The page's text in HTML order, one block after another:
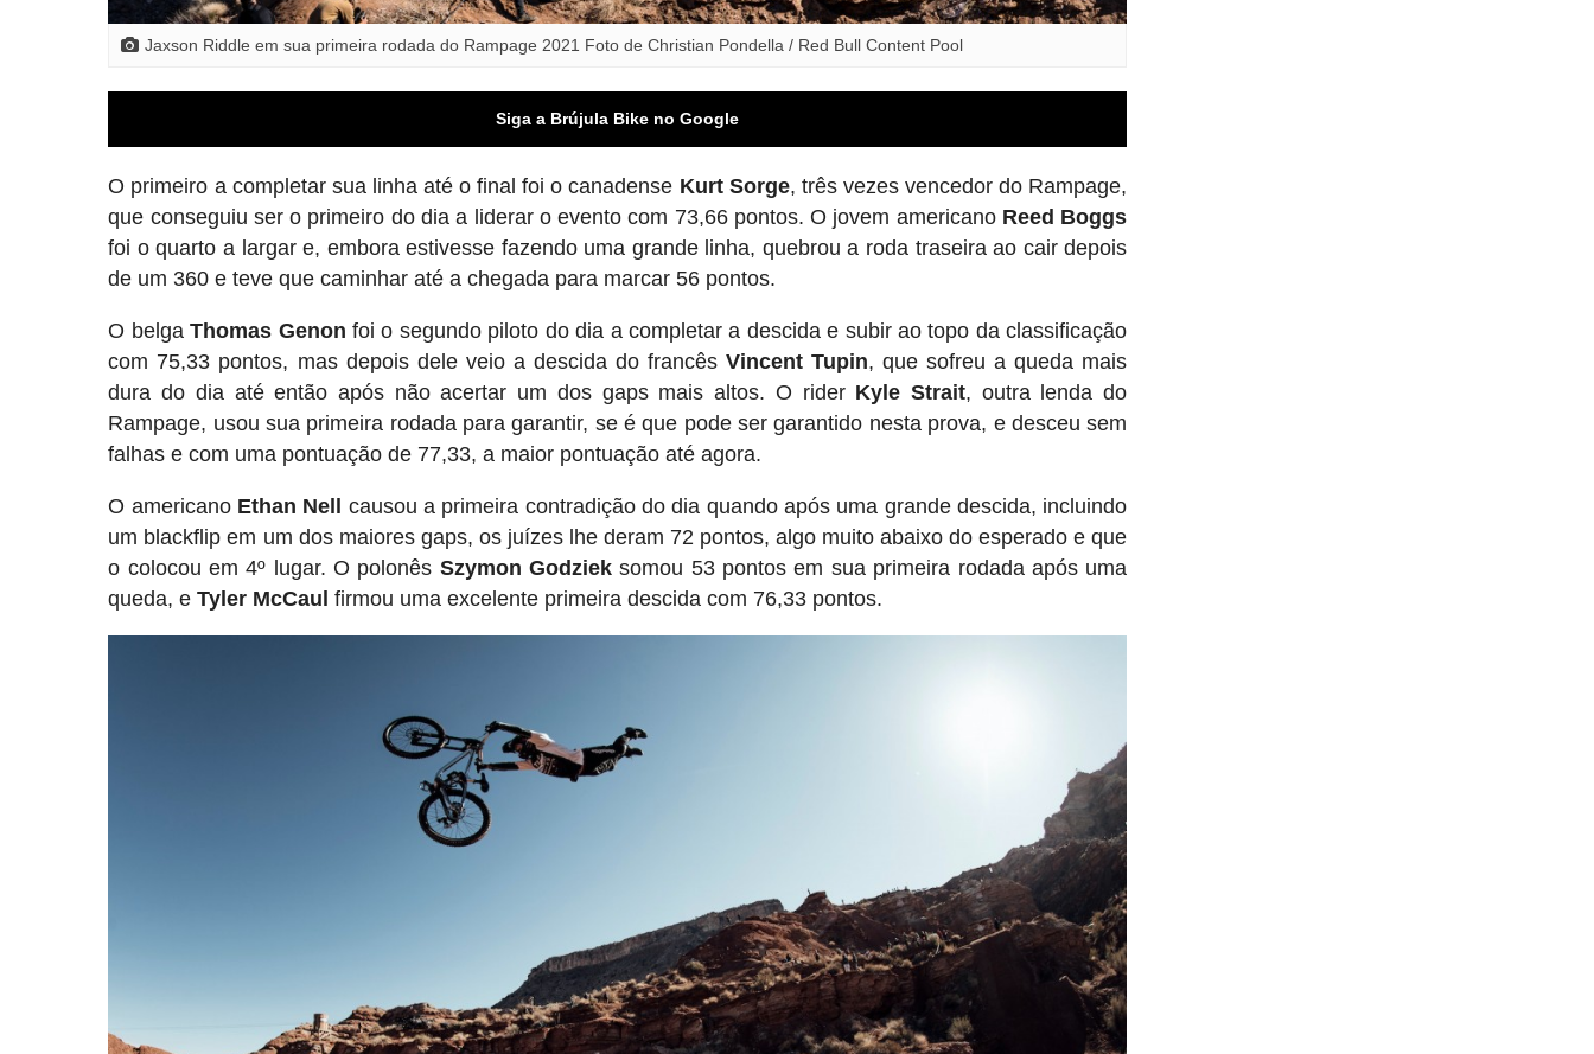
Jaxson Riddle em sua primeira rodada do Rampage 2021 Foto de Christian Pondella / Red Bull Content Pool
Siga a Brújula Bike no Google
O primeiro a completar sua linha até o final foi o canadense Kurt Sorge, três vezes vencedor do Rampage,
que conseguiu ser o primeiro do dia a liderar o evento com 73,66 pontos. O jovem americano Reed Boggs
foi o quarto a largar e, embora estivesse fazendo uma grande linha, quebrou a roda traseira ao cair depois
de um 360 e teve que caminhar até a chegada para marcar 56 pontos.
O belgaThomas Genon foi o segundo piloto do dia a completar a descida e subir ao topo da classificação
com 75,33 pontos, mas depois dele veio a descida do francês Vincent Tupin, que sofreu a queda mais
dura do dia até então após não acertar um dos gaps mais altos. O rider Kyle Strait, outra lenda do
Rampage, usou sua primeira rodada para garantir, se é que pode ser garantido nesta prova, e desceu sem
falhas e com uma pontuação de 77,33, a maior pontuação até agora.
O americano Ethan Nell
causou a primeira contradição do dia quando após uma grande descida, incluindo
um blackflip em um dos maiores gaps, os juízes lhe deram 72 pontos, algo muito abaixo do esperado e que
o colocou em 4º lugar. O polonês Szymon Godziek somou 53 pontos em sua primeira rodada após uma
queda, eTyler McCaul firmou uma excelente primeira descida com 76,33 pontos.